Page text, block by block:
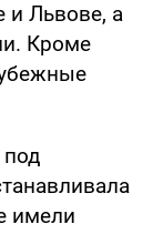
и Львове, а
Кроме
имели